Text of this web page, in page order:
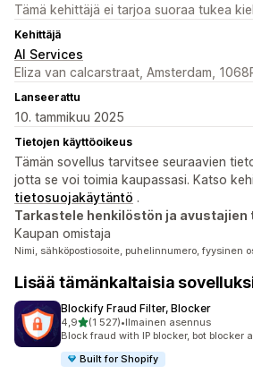
Tämä kehittäjä ei tarjoa suoraa tukea
Kehittäjä
AI Services
Eliza van calcarstraat, Amsterdam,
Lanseerattu
10. tammikuu 2025
Tietojen käyttöoikeus
Tämän sovellus tarvitsee seuraavien
jotta se voi toimia kaupassasi. Katso
tietosuojakäytäntö .
Tarkastele henkilöstön ja avustajien
Kaupan omistaja
Nimi, sähköpostiosoite, puhelinnumero, fyysinen
Lisää tämänkaltaisia
Blockify Fraud Filter, Blocker
4,9/ 5 tähteä
(1 527)
1527 arvostelua yhteensä
•Ilmainen asennus
Block fraud with IP blocker, bot blocker
Built for Shopify